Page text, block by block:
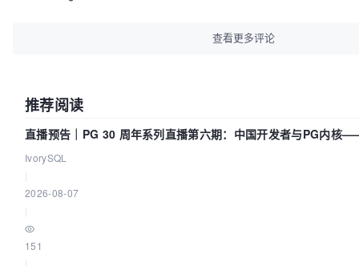
查看更多评论
推荐阅读
直播预告｜PG 30 周年系列直播第六期：中国开发者与PG内核
们贡献了什么？
IvorySQL
2026-08-07
151